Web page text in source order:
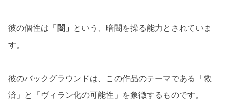
彼の個性は 「闇」 という、暗闇を操る能力とされていま
す。
彼のバックグラウンドは、この作品のテーマである「救
済」と「ヴィラン化の可能性」を象徴するものです。